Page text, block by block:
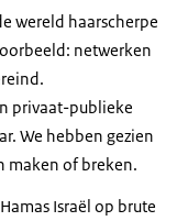
wereld haarscherpe
netwerken
privaat-publieke
We hebben gezien
maken of breken.
Israël op brute